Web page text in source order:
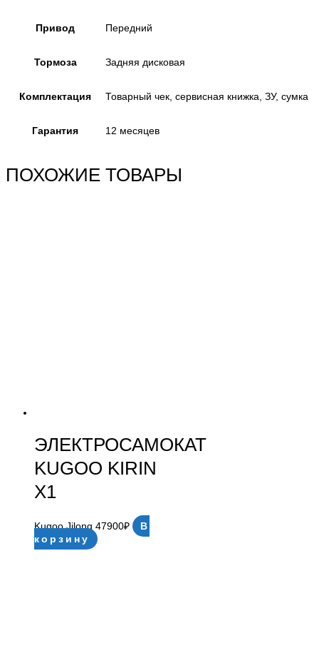
Привод Передний
Тормоза Задняя дисковая
Комплектация Товарный чек, сервисная книжка, ЗУ, сумка
Гарантия 12 месяцев
ПОХОЖИЕ ТОВАРЫ
ЭЛЕКТРОСАМОКАТ
KUGOO KIRIN
X1
Kugoo Jilong 47900₽
В
корзину